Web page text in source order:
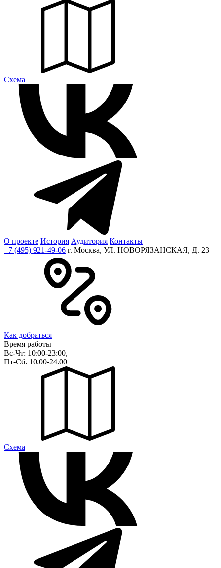
Cхема
О проекте История Аудитория Контакты
+7 (495) 921-49-06 г. Москва, УЛ. НОВОРЯЗАНСКАЯ, Д. 23
Как добраться
Время работы
Вс-Чт: 10:00-23:00,
Пт-Сб: 10:00-24:00
Cхема